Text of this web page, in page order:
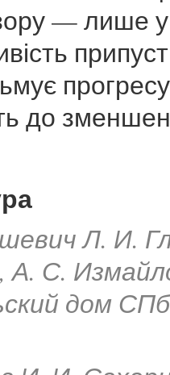
— лише у
до
Л. И.
А. С.
дом